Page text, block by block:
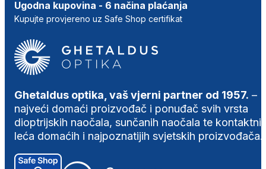
Ugodna kupovina - 6 načina plaćanja
Kupujte provjereno uz Safe Shop certifikat
Ghetaldus optika, vaš vjerni partner od 1957. –
najveći domaći proizvođač i ponuđač svih vrsta
dioptrijskih naočala, sunčanih naočala te
leća domaćih i najpoznatijih svjetskih proizvođača.